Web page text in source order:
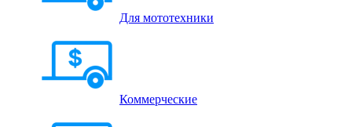
Для мототехники
Коммерческие